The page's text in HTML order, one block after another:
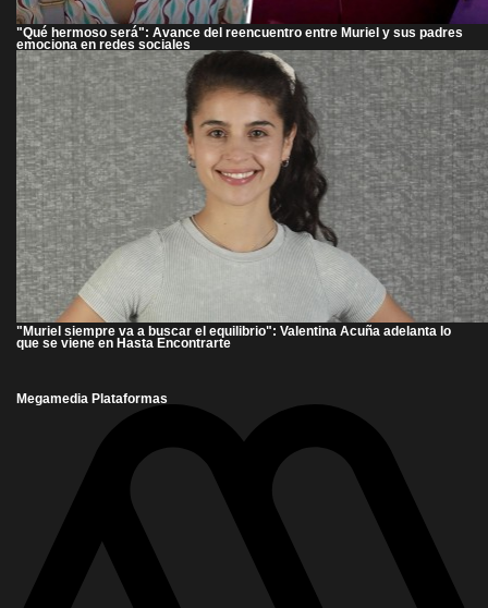
"Qué hermoso será": Avance del reencuentro entre Muriel y sus padres
emociona en redes sociales
"Muriel siempre va a buscar el equilibrio": Valentina Acuña adelanta lo
que se viene en Hasta Encontrarte
Megamedia Plataformas